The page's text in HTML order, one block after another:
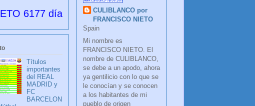
días desde su creación
Títulos
importantes
del REAL
MADRID y
FC
BARCELON
CULIBLANCO por
FRANCISCO NIETO
Spain
Mi nombre es
FRANCISCO NIETO. El
nombre de CULIBLANCO,
se debe a un apodo, ahora
ya gentilicio con lo que se
le conocían y se conocen
a los habitantes de mi
pueblo de origen